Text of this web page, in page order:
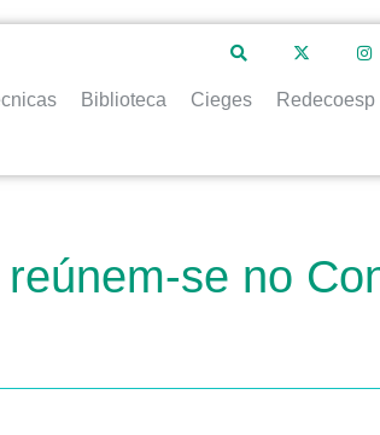
Biblioteca Cieges Redecoesp
se no